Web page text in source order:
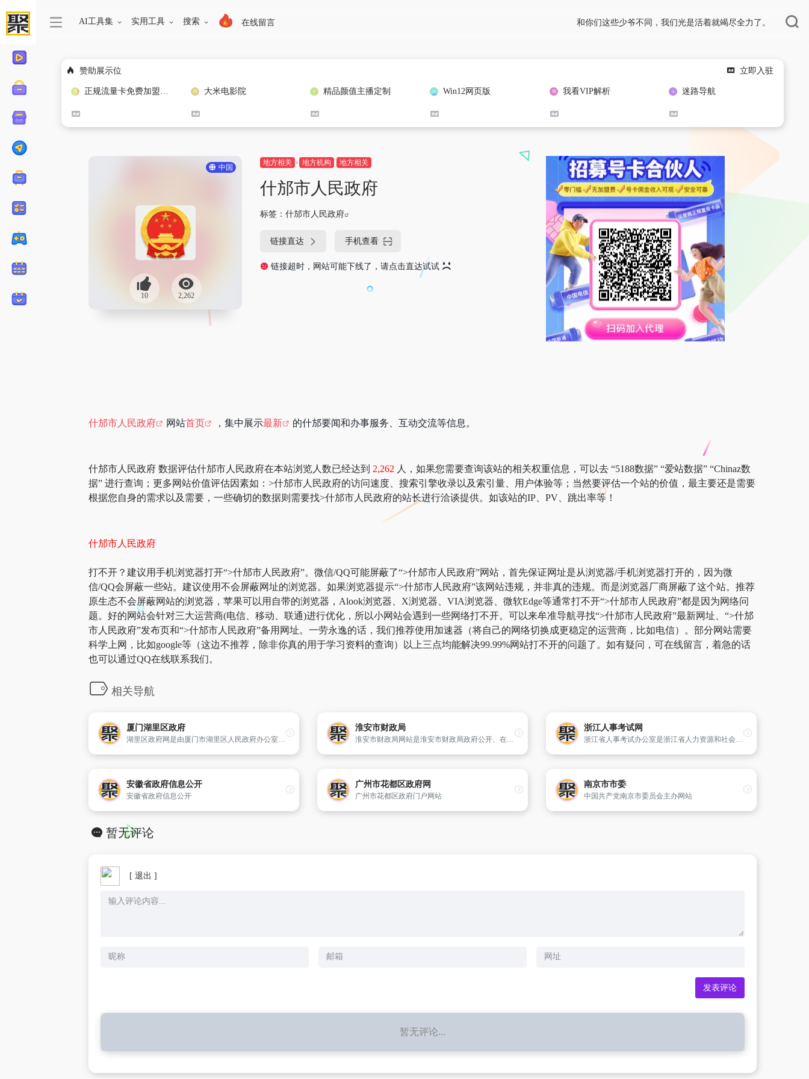
AI工具集 实用工具 搜索 在线留言 和你们这些少爷不同，我们光是活着就竭尽全力了。
赞助展示位 立即入驻
正规流量卡免费加盟合作 大米电影院 精品颜值主播定制 Win12网页版 我看VIP解析 迷路导航
中国
10 2,262
地方相关 地方机构 地方相关
什邡市人民政府
标签： 什邡市人民政府
链接直达 手机查看
链接超时，网站可能下线了，请点击直达试试
什邡市人民政府 网站首页 ，集中展示最新 的什邡要闻和办事服务、互动交流等信息。
什邡市人民政府 数据评估什邡市人民政府在本站浏览人数已经达到 2,262 人，如果您需要查询该站的相关权重信息，可以去 “5188数据” “爱站数据” “Chinaz数
据” 进行查询；更多网站价值评估因素如：>什邡市人民政府的访问速度、搜索引擎收录以及索引量、用户体验等；当然要评估一个站的价值，最主要还是需要
根据您自身的需求以及需要，一些确切的数据则需要找>什邡市人民政府的站长进行洽谈提供。如该站的IP、PV、跳出率等！
什邡市人民政府
打不开？建议用手机浏览器打开“>什邡市人民政府”。微信/QQ可能屏蔽了“>什邡市人民政府”网站，首先保证网址是从浏览器/手机浏览器打开的，因为微
信/QQ会屏蔽一些站。建议使用不会屏蔽网址的浏览器。如果浏览器提示“>什邡市人民政府”该网站违规，并非真的违规。而是浏览器厂商屏蔽了这个站。推荐
原生态不会屏蔽网站的浏览器，苹果可以用自带的浏览器，Alook浏览器、X浏览器、VIA浏览器、微软Edge等通常打不开“>什邡市人民政府”都是因为网络问
题。好的网站会针对三大运营商(电信、移动、联通)进行优化，所以小网站会遇到一些网络打不开。可以来牟准导航寻找“>什邡市人民政府”最新网址、“>什邡
市人民政府”发布页和“>什邡市人民政府”备用网址。一劳永逸的话，我们推荐使用加速器（将自己的网络切换成更稳定的运营商，比如电信）。部分网站需要
科学上网，比如google等（这边不推荐，除非你真的用于学习资料的查询）以上三点均能解决99.99%网站打不开的问题了。如有疑问，可在线留言，着急的话
也可以通过QQ在线联系我们。
相关导航
厦门湖里区政府
湖里区政府网是由厦门市湖里区人民政府办公室主办,湖里区政务信息中心承办的综合性门户网站,是区政府对外宣传政治、经济和发展等各方面情况,服务百姓,服务企业,服务国内外人士的桥梁,也是区政府各部门、各街道子网站与公众联络和交流的门户。
淮安市财政局
淮安市财政局网站是淮安市财政局政府公开、在线服务的平台。内容包含财政信息、业务专栏、业务指引、网上办事等。
浙江人事考试网
浙江省人事考试办公室是浙江省人力资源和社会保障厅直属事业单位（2005年6月被批准列为依照公务员制度管理,2007年12月被批准为参照公务员法管理）,成立于1990年7月,是全省国家公务员考试、国家执业（职业）资格考试、全国职称考试、全国专业技术人员计算机应用能力考试的承办和管理机构。主要任务是：承担研究
安徽省政府信息公开
安徽省政府信息公开
广州市花都区政府网
广州市花都区政府门户网站
南京市市委
中国共产党南京市委员会主办网站
暂无评论
[ 退出 ]
暂无评论...